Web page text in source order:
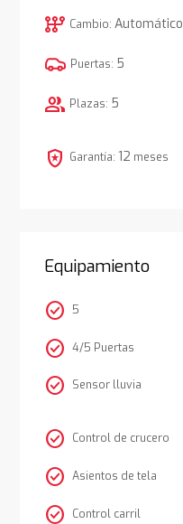
auto_transmission Cambio: Automático
Puertas: 5
group Plazas: 5
local_police Garantía: 12 meses
Equipamiento
check_circle 5
check_circle 4/5 Puertas
check_circle Sensor lluvia
check_circle Control de crucero
check_circle Asientos de tela
check_circle Control carril